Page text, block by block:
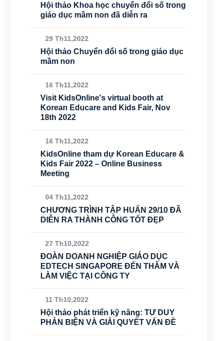
Hội thảo Khoa học chuyển đổi số trong
giáo dục mầm non đã diễn ra
29 Th11,2022
Hội thảo Chuyển đổi số trong giáo dục
mầm non
16 Th11,2022
Visit KidsOnline's virtual booth at
Korean Educare and Kids Fair, Nov
18th 2022
16 Th11,2022
KidsOnline tham dự Korean Educare &
Kids Fair 2022 – Online Business
Meeting
04 Th11,2022
CHƯƠNG TRÌNH TẬP HUẤN 29/10 ĐÃ
DIỄN RA THÀNH CÔNG TỐT ĐẸP
27 Th10,2022
ĐOÀN DOANH NGHIỆP GIÁO DỤC
EDTECH SINGAPORE ĐẾN THĂM VÀ
LÀM VIỆC TẠI CÔNG TY
11 Th10,2022
Hội thảo phát triển kỹ năng: TƯ DUY
PHẢN BIỆN VÀ GIẢI QUYẾT VẤN ĐỀ